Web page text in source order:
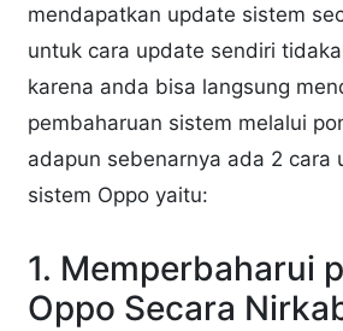
mendapatkan update sistem
untuk cara update sendiri
karena anda bisa langsung
pembaharuan sistem melalui
adapun sebenarnya ada 2 cara
sistem Oppo yaitu:
1. Memperbaharui
Oppo Secara